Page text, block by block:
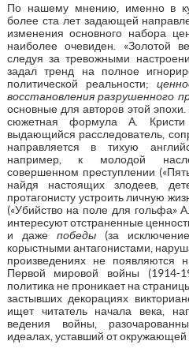
По нашему мнению, именно в
более ста лет задающей
изменения основного набора
наиболее очевиден. «Золотой
следуя за тревожными
задал тренд на полное
политической реальности;
восстановления разрушенного
основные для авторов этой
сюжетная формула А.
выдающийся расследователь,
направляется в тихую
например, к молодой
совершенном преступлении
найдя настоящих злодеев,
протагонисту устроить личную
(«Убийство на поле для гольфа»
интересуют отстраненные
и даже победы(за
корыстными антагонистами,
произведениях не появляются
Первой мировой войны (1914-
политика не проникает на
застывших декорациях
ищет читатель начала века,
ведения войны,
идеалах, уставший от окружающей